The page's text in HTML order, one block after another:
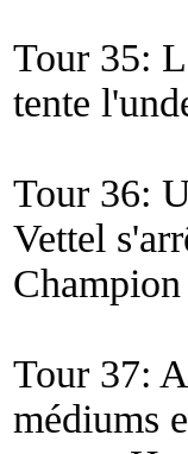
Tour 35:
tente
Tour 36:
Vettel
Tour 37:
médiums